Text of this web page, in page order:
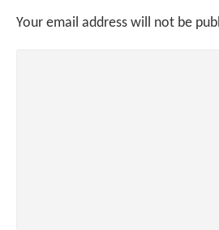
Your email address will not be